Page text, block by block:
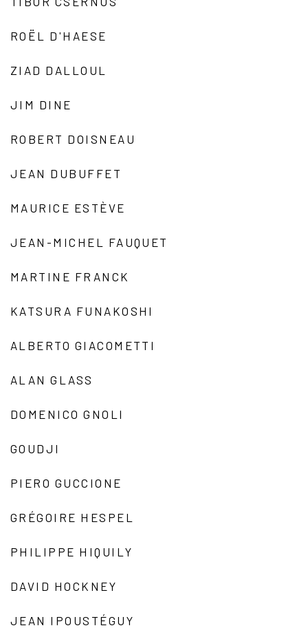
ROËL D'HAESE
ZIAD DALLOUL
JIM DINE
ROBERT DOISNEAU
JEAN DUBUFFET
MAURICE ESTÈVE
JEAN-MICHEL FAUQUET
MARTINE FRANCK
KATSURA FUNAKOSHI
ALBERTO GIACOMETTI
ALAN GLASS
DOMENICO GNOLI
GOUDJI
PIERO GUCCIONE
GRÉGOIRE HESPEL
PHILIPPE HIQUILY
DAVID HOCKNEY
JEAN IPOUSTÉGUY